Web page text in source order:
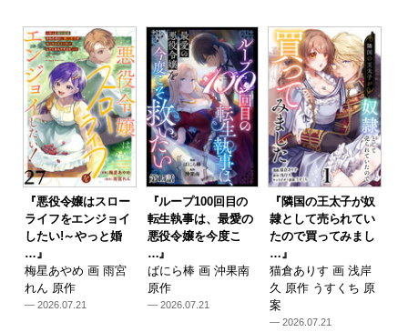
『悪役令嬢はスロー
ライフをエンジョイ
したい!～やっと婚
…』
梅星あやめ 画 雨宮
れん 原作
— 2026.07.21
『ループ100回目の
転生執事は、最愛の
悪役令嬢を今度こ
…』
ばにら棒 画 沖果南
原作
— 2026.07.21
『隣国の王太子が奴
隷として売られてい
たので買ってみまし
…』
猫倉ありす 画 浅岸
久 原作 うすくち 原
案
— 2026.07.21